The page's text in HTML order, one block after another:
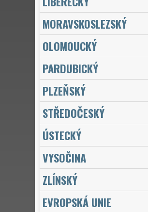
MORAVSKOSLEZSKÝ
OLOMOUCKÝ
PARDUBICKÝ
PLZEŇSKÝ
STŘEDOČESKÝ
ÚSTECKÝ
VYSOČINA
ZLÍNSKÝ
EVROPSKÁ UNIE